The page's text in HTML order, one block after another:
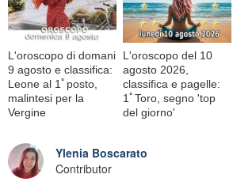
L'oroscopo di domani
9 agosto e classifica:
Leone al 1ﾟposto,
malintesi per la
Vergine
L'oroscopo del 10
agosto 2026,
classifica e pagelle:
1ﾟToro, segno 'top
del giorno'
Ylenia Boscarato
Contributor